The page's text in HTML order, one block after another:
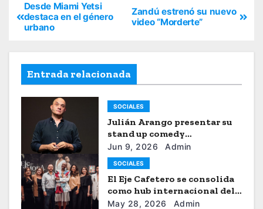
Zandú estrenó su nuevo
video “Morderte”
Desde Miami Yetsi
destaca en el género
urbano
Entrada relacionada
SOCIALES
Julián Arango presentar su
stand up comedy
“Julianchou”
Jun 9, 2026 Admin
SOCIALES
El Eje Cafetero se consolida
como hub internacional del
sistema moda
May 28, 2026 Admin